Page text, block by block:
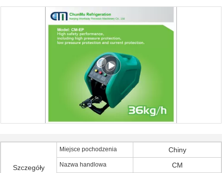
Szczegóły
Miejsce pochodzenia Chiny
Nazwa handlowa CM